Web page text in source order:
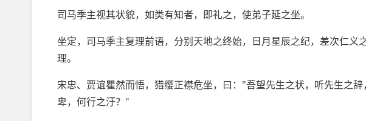
司马季主视其状貌，如类有知者，即礼之，使弟子延之坐。
坐定，司马季主复理前语，分别天地之终始，日月星辰之纪，差次仁义
理。
宋忠、贾谊瞿然而悟，猎缨正襟危坐，曰："吾望先生之状，听先生之
卑，何行之汙？"